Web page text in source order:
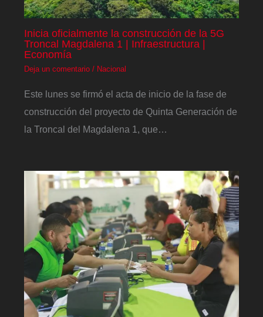
Inicia oficialmente la construcción de la 5G
Troncal Magdalena 1 | Infraestructura |
Economía
Deja un comentario / Nacional
Este lunes se firmó el acta de inicio de la fase de
construcción del proyecto de Quinta Generación de
la Troncal del Magdalena 1, que…